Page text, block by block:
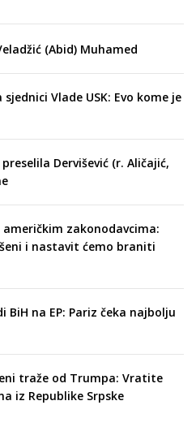
(Abid) Muhamed
Vlade USK: Evo kome je
Dervišević (r. Aličajić,
američkim zakonodavcima:
i nastavit ćemo braniti
BiH na EP: Pariz čeka najbolju
traže od Trumpa: Vratite
iz Republike Srpske